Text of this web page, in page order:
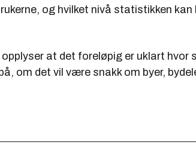
og hvilket nivå statistikken kan
at det foreløpig er uklart hvor
om det vil være snakk om byer,